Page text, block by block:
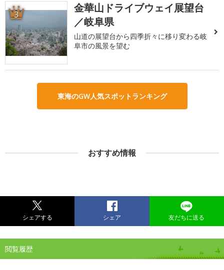
3
金華山ドライブウェイ展望台
／岐阜県
山道の展望台から四季折々に移り変わる岐
阜市の風景を望む
東海のGW人気スポットランキング
おすすめ情報
シェアする シェア 友だちに送る
閲覧履歴